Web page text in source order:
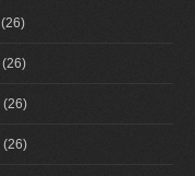
(26)
(26)
(26)
(26)